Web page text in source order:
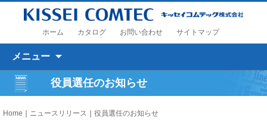
ホーム カタログ お問い合わせ サイトマップ
メニュー
役員選任のお知らせ
Home ニュースリリース 役員選任のお知らせ